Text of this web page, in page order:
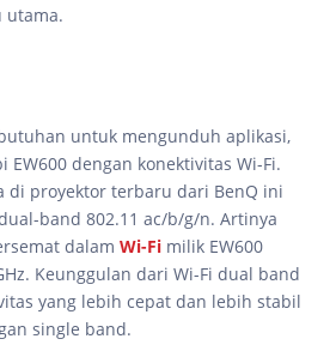
utama.
untuk mengunduh aplikasi,
EW600 dengan konektivitas Wi-Fi.
di proyektor terbaru dari BenQ ini
band 802.11 ac/b/g/n. Artinya
dalam Wi-Fi milik EW600
Keunggulan dari Wi-Fi dual band
yang lebih cepat dan lebih stabil
single band.